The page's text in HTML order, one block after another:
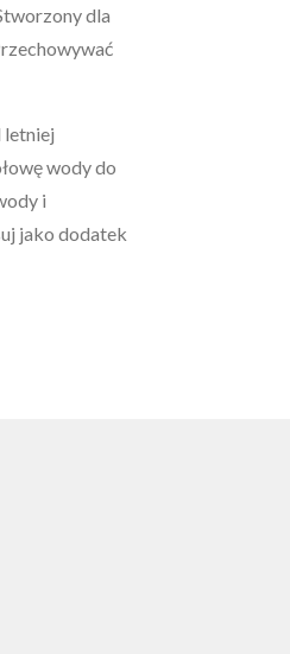
dla
letniej
wody do
i
jako dodatek